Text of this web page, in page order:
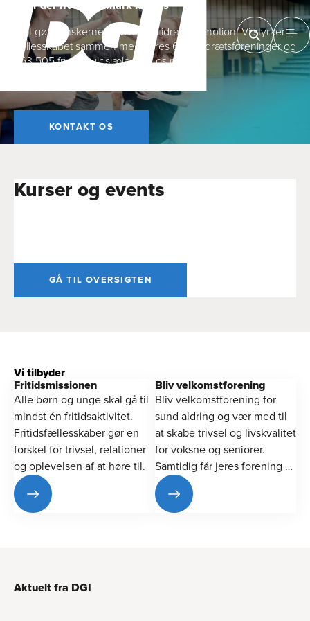
Vi er der hvor Danmark mødes
DGI gør danskerne aktive med idræt og motion. Vi styrker
fællesskabet sammen med vores 6.700 idrætsforeninger og
263.505 frivillige ildsjæle. Lad os mødes.
KONTAKT OS
Kurser og events
GÅ TIL OVERSIGTEN
Vi tilbyder
Fritids­missionen
Alle børn og unge skal gå til
mindst én fritidsaktivitet.
Fritidsfællesskaber gør en
forskel for trivsel, relationer
og oplevelsen af at høre til.
Bliv velkomst­forening
Bliv velkomstforening for
sund aldring og vær med til
at skabe trivsel og livskvalitet
for voksne og seniorer.
Samtidig får jeres forening et
stærkt løft.
Aktuelt fra DGI